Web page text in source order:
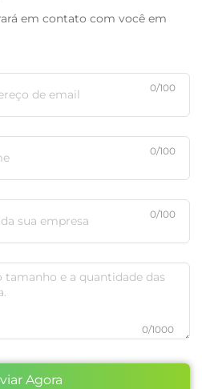
em contato com você em
0/100
0/100
0/100
0/1000
Agora